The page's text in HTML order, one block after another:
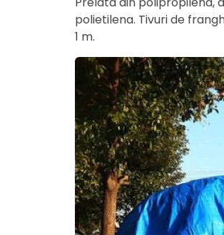
polietilena. Tivuri de
1 m.